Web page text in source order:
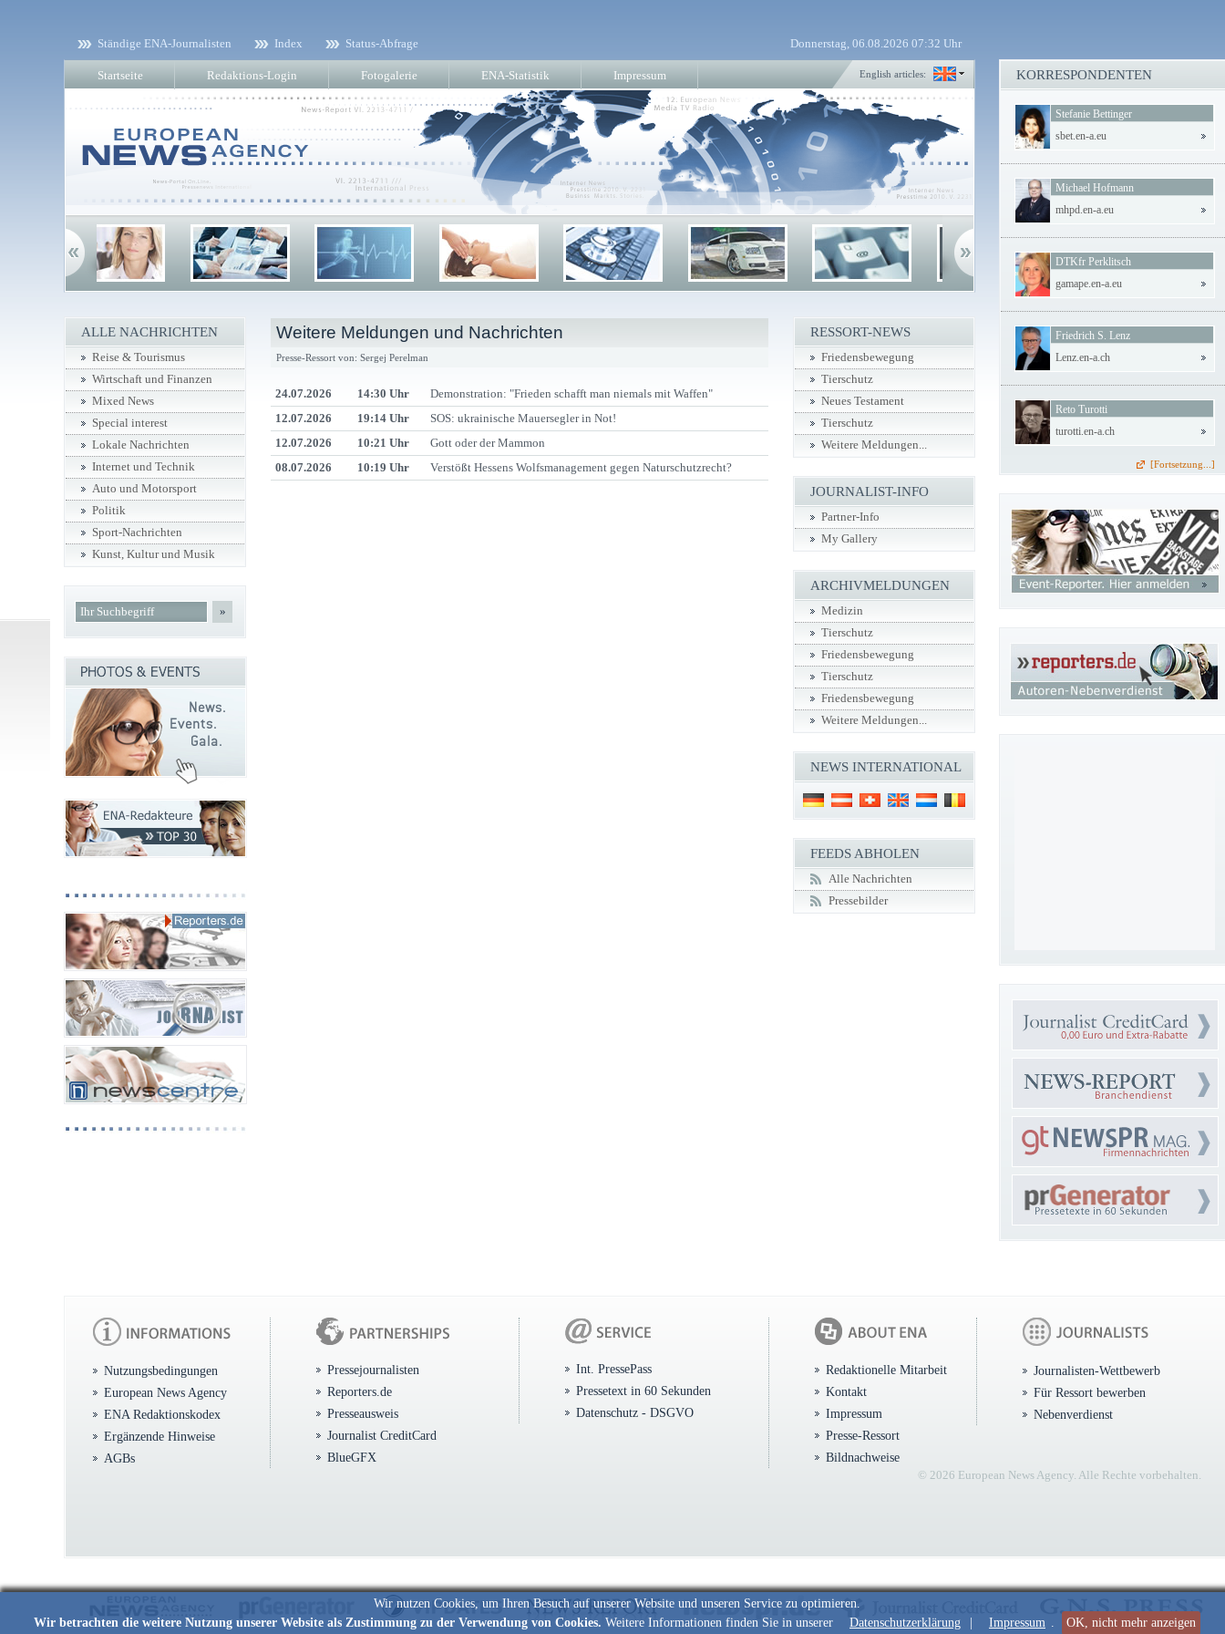
Wir nutzen Cookies, um Ihren Besuch auf unserer Website und unseren Service zu optimieren.
Wir betrachten die weitere Nutzung unserer Website als Zustimmung zu der Verwendung von Cookies. Weitere Informationen finden Sie in unserer Datenschutzerklärung Impressum . OK, nicht mehr anzeigen
Ständige ENA-Journalisten Index Status-Abfrage Donnerstag, 06.08.2026 07:32 Uhr
Startseite Redaktions-Login Fotogalerie ENA-Statistik Impressum English articles:
Weitere Meldungen und Nachrichten
Presse-Ressort von: Sergej Perelman
24.07.2026 14:30 Uhr
Demonstration: "Frieden schafft man niemals mit Waffen"
12.07.2026
19:14 Uhr
SOS: ukrainische Mauersegler in Not!
12.07.2026
10:21 Uhr
Gott oder der Mammon
08.07.2026
10:19 Uhr Verstößt Hessens Wolfsmanagement gegen Naturschutzrecht?
ALLE NACHRICHTEN
Reise & Tourismus
Wirtschaft und Finanzen
Mixed News
Special interest
Lokale Nachrichten
Internet und Technik
Auto und Motorsport
Politik
Sport-Nachrichten
Kunst, Kultur und Musik
»
RESSORT-NEWS
Friedensbewegung
Tierschutz
Neues Testament
Tierschutz
Weitere Meldungen...
JOURNALIST-INFO
Partner-Info
My Gallery
ARCHIVMELDUNGEN
Medizin
Tierschutz
Friedensbewegung
Tierschutz
Friedensbewegung
Weitere Meldungen...
NEWS INTERNATIONAL
FEEDS ABHOLEN
Alle Nachrichten
Pressebilder
KORRESPONDENTEN
Stefanie Bettinger
sbet.en-a.eu
Michael Hofmann
mhpd.en-a.eu
DTKfr Perklitsch
gamape.en-a.eu
Friedrich S. Lenz
Lenz.en-a.ch
Reto Turotti
turotti.en-a.ch
[Fortsetzung...]
Nutzungsbedingungen
European News Agency
ENA Redaktionskodex
Ergänzende Hinweise
AGBs
Pressejournalisten
Reporters.de
Presseausweis
Journalist CreditCard
BlueGFX
Int. PressePass
Pressetext in 60 Sekunden
Datenschutz - DSGVO
Redaktionelle Mitarbeit
Kontakt
Impressum
Presse-Ressort
Bildnachweise
Journalisten-Wettbewerb
Für Ressort bewerben
Nebenverdienst
© 2026 European News Agency. Alle Rechte vorbehalten.